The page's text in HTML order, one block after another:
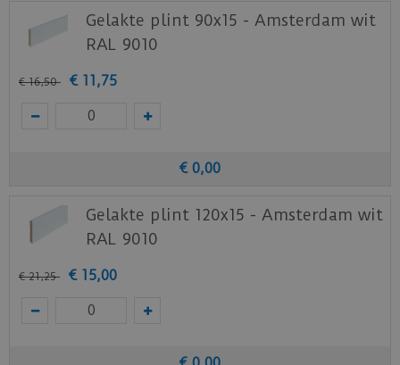
Gelakte plint 90x15 - Amsterdam wit
RAL 9010
€ 16,50 € 11,75
€ 0,00
Gelakte plint 120x15 - Amsterdam wit
RAL 9010
€ 21,25 € 15,00